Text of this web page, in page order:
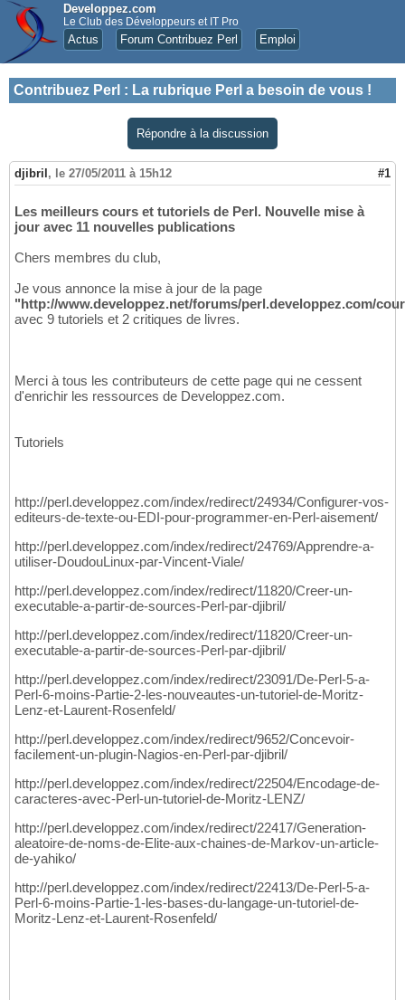
Developpez.com
Le Club des Développeurs et IT Pro
Actus Forum Contribuez Perl Emploi
Contribuez Perl : La rubrique Perl a besoin de vous !
Répondre à la discussion
djibril , le 27/05/2011 à 15h12 #1
Les meilleurs cours et tutoriels de Perl. Nouvelle mise à
jour avec 11 nouvelles publications
Chers membres du club,
Je vous annonce la mise à jour de la page
"http://www.developpez.net/forums/perl.developpez.com/
avec 9 tutoriels et 2 critiques de livres.
Merci à tous les contributeurs de cette page qui ne cessent
d'enrichir les ressources de Developpez.com.
Tutoriels
http://perl.developpez.com/index/redirect/24934/Configurer-vos-
editeurs-de-texte-ou-EDI-pour-programmer-en-Perl-aisement/
http://perl.developpez.com/index/redirect/24769/Apprendre-a-
utiliser-DoudouLinux-par-Vincent-Viale/
http://perl.developpez.com/index/redirect/11820/Creer-un-
executable-a-partir-de-sources-Perl-par-djibril/
http://perl.developpez.com/index/redirect/11820/Creer-un-
executable-a-partir-de-sources-Perl-par-djibril/
http://perl.developpez.com/index/redirect/23091/De-Perl-5-a-
Perl-6-moins-Partie-2-les-nouveautes-un-tutoriel-de-Moritz-
Lenz-et-Laurent-Rosenfeld/
http://perl.developpez.com/index/redirect/9652/Concevoir-
facilement-un-plugin-Nagios-en-Perl-par-djibril/
http://perl.developpez.com/index/redirect/22504/Encodage-de-
caracteres-avec-Perl-un-tutoriel-de-Moritz-LENZ/
http://perl.developpez.com/index/redirect/22417/Generation-
aleatoire-de-noms-de-Elite-aux-chaines-de-Markov-un-article-
de-yahiko/
http://perl.developpez.com/index/redirect/22413/De-Perl-5-a-
Perl-6-moins-Partie-1-les-bases-du-langage-un-tutoriel-de-
Moritz-Lenz-et-Laurent-Rosenfeld/